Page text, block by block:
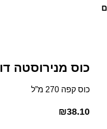
כוס מנירוסטה דופן
כוס קפה 270 מ”ל
₪38.10